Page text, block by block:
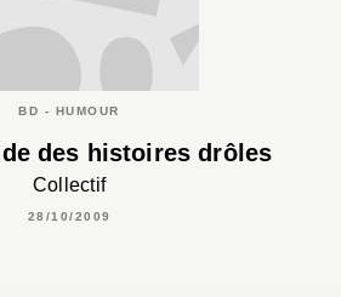
BD - HUMOUR
des histoires drôles
Collectif
28/10/2009